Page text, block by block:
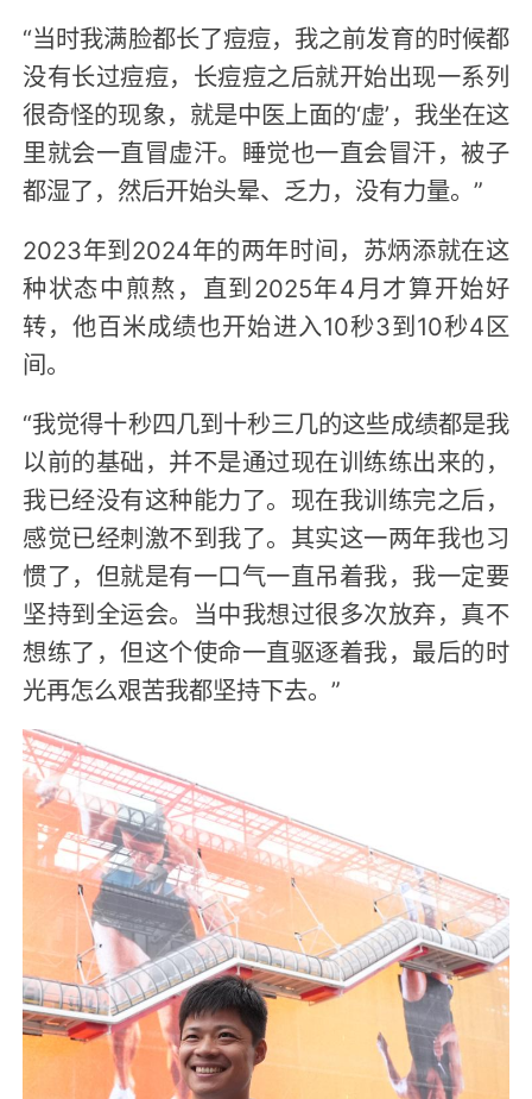
“当时我满脸都长了痘痘，我之前发育的时候都
没有长过痘痘，长痘痘之后就开始出现一系列
很奇怪的现象，就是中医上面的‘虚’，我坐在这
里就会一直冒虚汗。睡觉也一直会冒汗，被子
都湿了，然后开始头晕、乏力，没有力量。”
2023年到2024年的两年时间，苏炳添就在这
种状态中煎熬，直到2025年4月才算开始好
转，他百米成绩也开始进入10秒3到10秒4区
间。
“我觉得十秒四几到十秒三几的这些成绩都是我
以前的基础，并不是通过现在训练练出来的，
我已经没有这种能力了。现在我训练完之后，
感觉已经刺激不到我了。其实这一两年我也习
惯了，但就是有一口气一直吊着我，我一定要
坚持到全运会。当中我想过很多次放弃，真不
想练了，但这个使命一直驱逐着我，最后的时
光再怎么艰苦我都坚持下去。”